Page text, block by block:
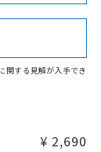
す。
関する見解が入手でき
¥ 2,690